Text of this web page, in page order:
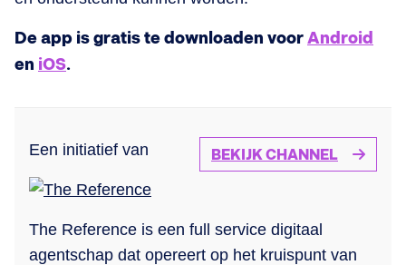
De app is gratis te downloaden voorAndroid
en iOS.
BEKIJK CHANNEL
Een initiatief van
The Reference is een full service digitaal
agentschap dat opereert op het kruispunt van